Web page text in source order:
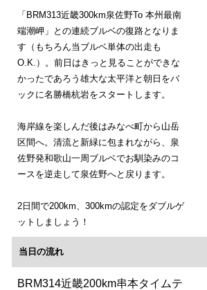
「BRM313近畿300km泉佐野To 本州最南
端潮岬」との連続ブルベの復路となりま
す（もちろん当ブルベ単体の出走も
O.K.）。前日はきっと見ることができな
かったであろう雄大な太平洋と朝日をバ
ックに名勝橋杭岩をスタートします。
海岸線を楽しんだ後はみなべ町から山岳
区間へ。清流と新緑に包まれながら、泉
佐野発和歌山一周ブルベでお馴染みのコ
ースを逆走して泉佐野へと戻ります。
2日間で200km、300kmの認定をダブルゲ
ットしましょう！
当日の流れ
BRM314近畿200km串本タイムテ